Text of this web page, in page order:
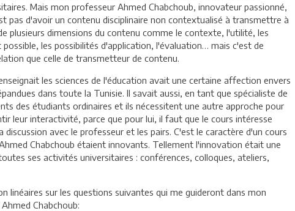
Mais mon professeur Ahmed Chabchoub, innovateur passionné,
pas d'avoir un contenu disciplinaire non contextualisé à transmettre à
plusieurs dimensions du contenu comme le contexte, l'utilité, les
les possibilités d'application, l'évaluation… mais c'est de
que celle de transmetteur de contenu.
les sciences de l'éducation avait une certaine affection envers
dans toute la Tunisie. Il savait aussi, en tant que spécialiste de
des étudiants ordinaires et ils nécessitent une autre approche pour
leur interactivité, parce que pour lui, il faut que le cours intéresse
avec le professeur et les pairs. C'est le caractère d'un cours
Chabchoub étaient innovants. Tellement l'innovation était une
ses activités universitaires : conférences, colloques, ateliers,
linéaires sur les questions suivantes qui me guideront dans mon
Chabchoub: